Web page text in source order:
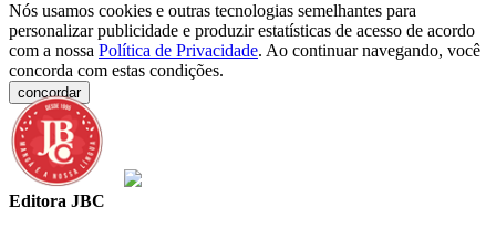
Nós usamos cookies e outras tecnologias semelhantes para
personalizar publicidade e produzir estatísticas de acesso de acordo
com a nossa Política de Privacidade. Ao continuar navegando, você
concorda com estas condições.
concordar
Editora JBC